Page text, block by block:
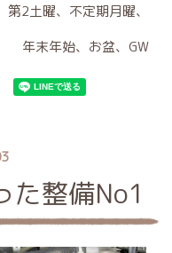
第2土曜、不定期月曜、
年末年始、お盆、GW
た整備No1